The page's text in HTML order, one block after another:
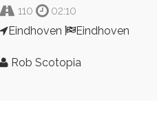
110
02:10
Eindhoven
Eindhoven
Rob Scotopia